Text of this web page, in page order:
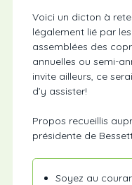
Voici un dicton à
légalement lié par
assemblées des
annuelles ou semi-
invite ailleurs, ce
d’y assister!
Propos recueillis
présidente de
Soyez au